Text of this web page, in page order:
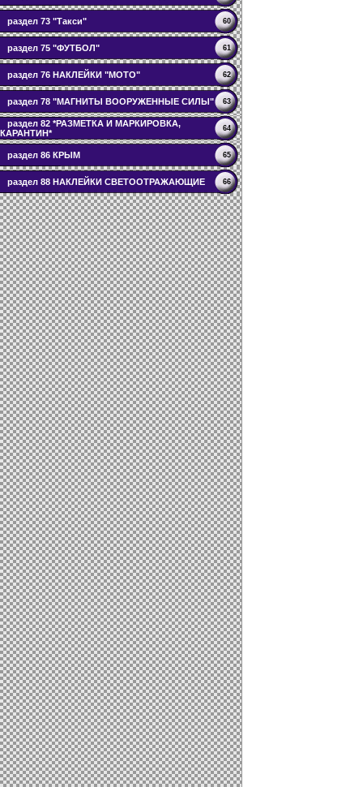
раздел 73 "Такси" 60
раздел 75 "ФУТБОЛ" 61
раздел 76 НАКЛЕЙКИ "МОТО" 62
раздел 78 "МАГНИТЫ ВООРУЖЕННЫЕ СИЛЫ" 63
раздел 82 *РАЗМЕТКА И МАРКИРОВКА,
КАРАНТИН*
64
раздел 86 КРЫМ 65
раздел 88 НАКЛЕЙКИ СВЕТООТРАЖАЮЩИЕ 66